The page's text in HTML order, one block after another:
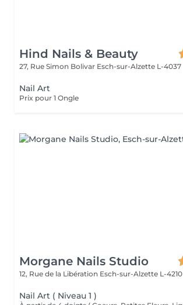
Hind Nails & Beauty
27, Rue Simon Bolivar Esch-sur-Alzette L-4037
Nail Art
Prix pour 1 Ongle
Morgane Nails Studio
12, Rue de la Libération Esch-sur-Alzette L-4210
Nail Art ( Niveau 1 )